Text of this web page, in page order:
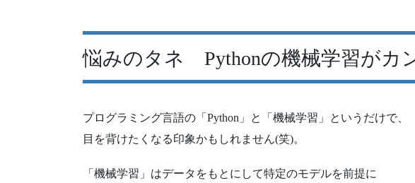
悩みのタネ Pythonの機械学習がカ
プログラミング言語の「Python」と「機械学習」というだけで、
目を背けたくなる印象かもしれません(笑)。
「機械学習」はデータをもとにして特定のモデルを前提に